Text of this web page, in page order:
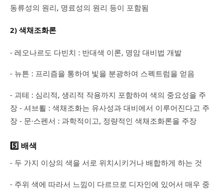
동류성의 원리, 명료성의 원리 등이 포함됨
2) 색채조화론
- 레오나르도 다빈치 : 반대색 이론, 명암 대비법 개발
- 뉴튼 : 프리즘을 통하여 빛을 분광하여 스펙트럼을 얻음
- 괴테 : 심리적, 생리적 작용까지 포함하여 색의 중요성을 주
장 - 셔브뢸 : 색채조화는 유사성과 대비에서 이루어진다고 주
장 - 문·스펜서 : 과학적이고, 정량적인 색채조화론을 주장
5️⃣ 배색
- 두 가지 이상의 색을 서로 위치시키거나 배합하게 하는 것
- 주위 색에 따라서 느낌이 다르므로 디자인에 있어서 매우 중